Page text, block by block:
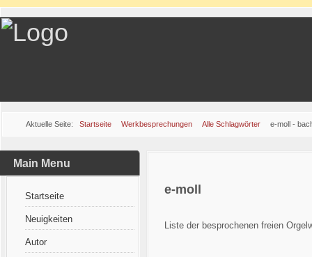
Aktuelle Seite: Startseite Werkbesprechungen Alle Schlagwörter e-moll -
Main Menu
Startseite
Neuigkeiten
Autor
e-moll
Liste der besprochenen freien